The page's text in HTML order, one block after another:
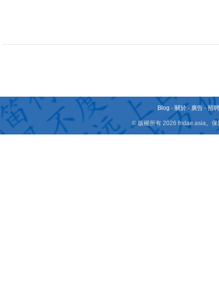
Blog - 關於 - 廣告 -招
© 版權所有 2026 fridae.asia。